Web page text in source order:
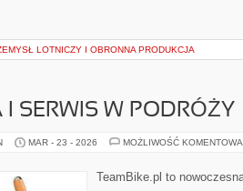
LOTNICZY I OBRONNA PRODUKCJA
I SERWIS W PODRÓŻY
MAR - 23 - 2026 MOŻLIWOŚĆ
TeamBike.pl to